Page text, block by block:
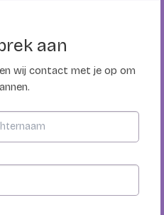
aan
wij contact met je op om